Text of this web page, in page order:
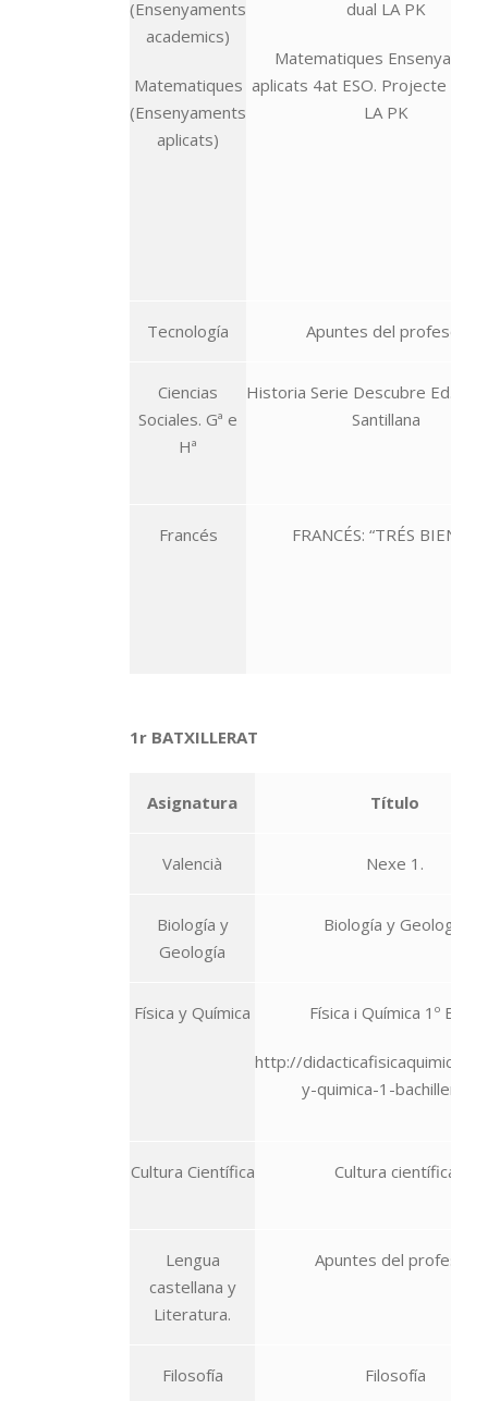
(Ensenyaments
academics)
Matematiques
(Ensenyaments
aplicats)
dual LA PK
Matematiques
aplicats 4at ESO. Projecte
LA PK
Tecnología Apuntes del profesor
Ciencias
Sociales. Gª e
Hª
Historia Serie Descubre Ed.
Santillana
Francés FRANCÉS: “TRÉS BIEN 2 ”
1r BATXILLERAT
Asignatura Título
Valencià Nexe 1.
Biología y
Geología
Biología y Geología
Física y Química Física i Química 1º Bach
http://
y-quimica-1-bachillerato/
Cultura Científica Cultura científica
Lengua
castellana y
Literatura.
Apuntes del profesor
Filosofía Filosofía